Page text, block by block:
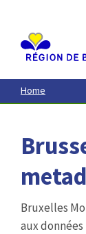
contenu
principal
Home
Bruxelles
aux